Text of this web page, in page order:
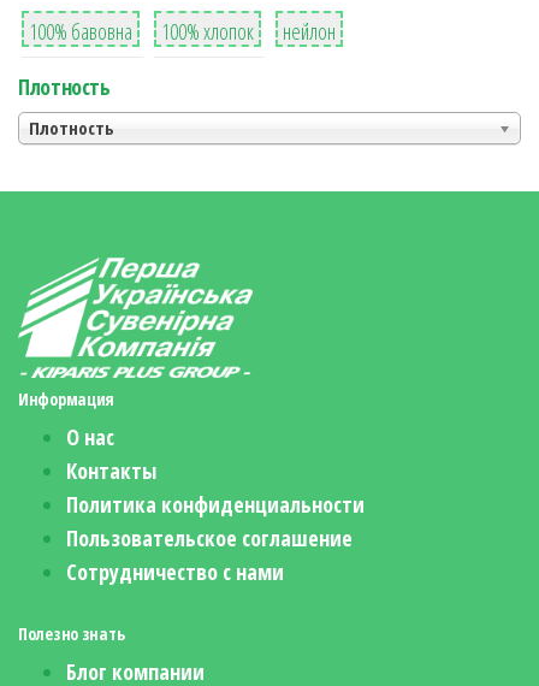
8
100% бавовна
36
100% хлопок
2
нейлон
Плотность
Плотность
Информация
О нас
Контакты
Политика конфиденциальности
Пользовательское соглашение
Сотрудничество с нами
Полезно знать
Блог компании